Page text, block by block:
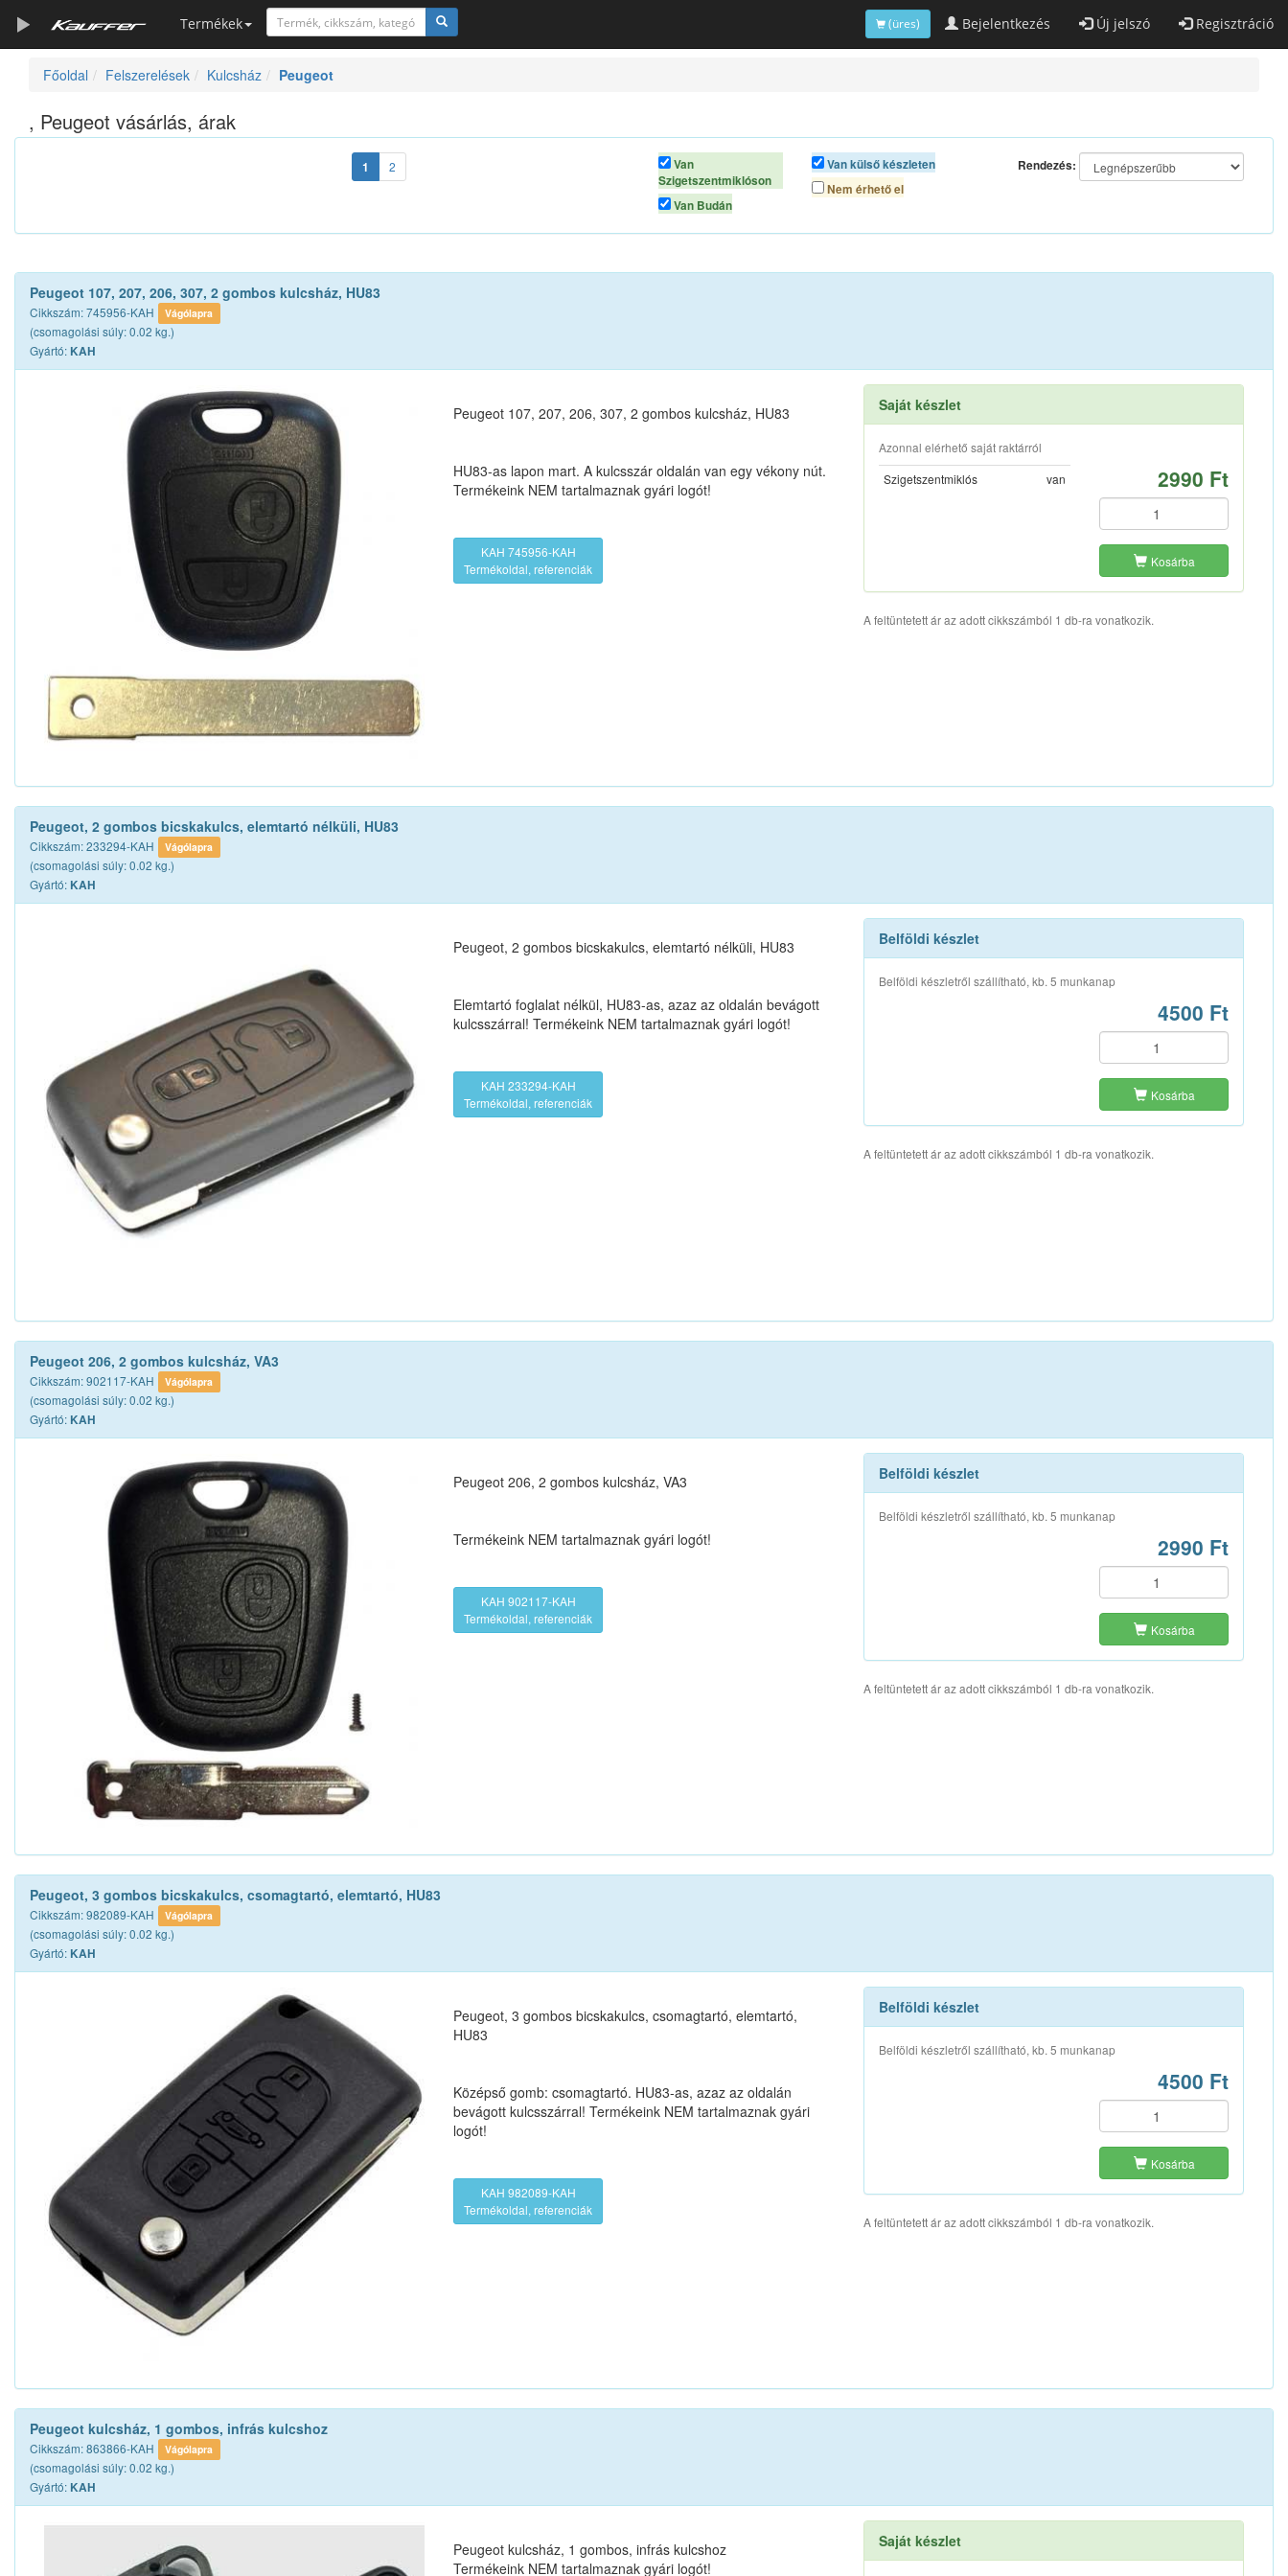
Termékek Bejelentkezés Új jelszó Regisztráció
(üres)
Szerszámkatalógus
Kosár
Főoldal Felszerelések Kulcsház Peugeot
, Peugeot vásárlás, árak
1 2
Van
Szigetszentmiklóson
Van Budán
Van külső készleten
Nem érhető el
Rendezés:
Peugeot 107, 207, 206, 307, 2 gombos kulcsház, HU83
Cikkszám: 745956-KAH Vágólapra
(csomagolási súly: 0.02 kg.)
Gyártó: KAH
Peugeot 107, 207, 206, 307, 2 gombos kulcsház, HU83
HU83-as lapon mart. A kulcsszár oldalán van egy vékony nút.
Termékeink NEM tartalmaznak gyári logót!
KAH 745956-KAH
Termékoldal, referenciák
Saját készlet
Azonnal elérhető saját raktárról
Szigetszentmiklós
van 2990 Ft
Kosárba
A feltüntetett ár az adott cikkszámból 1 db-ra vonatkozik.
Peugeot, 2 gombos bicskakulcs, elemtartó nélküli, HU83
Cikkszám: 233294-KAH Vágólapra
(csomagolási súly: 0.02 kg.)
Gyártó: KAH
Peugeot, 2 gombos bicskakulcs, elemtartó nélküli, HU83
Elemtartó foglalat nélkül, HU83-as, azaz az oldalán bevágott
kulcsszárral! Termékeink NEM tartalmaznak gyári logót!
KAH 233294-KAH
Termékoldal, referenciák
Belföldi készlet
Belföldi készletről szállítható, kb. 5 munkanap
4500 Ft
Kosárba
A feltüntetett ár az adott cikkszámból 1 db-ra vonatkozik.
Peugeot 206, 2 gombos kulcsház, VA3
Cikkszám: 902117-KAH Vágólapra
(csomagolási súly: 0.02 kg.)
Gyártó: KAH
Peugeot 206, 2 gombos kulcsház, VA3
Termékeink NEM tartalmaznak gyári logót!
KAH 902117-KAH
Termékoldal, referenciák
Belföldi készlet
Belföldi készletről szállítható, kb. 5 munkanap
2990 Ft
Kosárba
A feltüntetett ár az adott cikkszámból 1 db-ra vonatkozik.
Peugeot, 3 gombos bicskakulcs, csomagtartó, elemtartó, HU83
Cikkszám: 982089-KAH Vágólapra
(csomagolási súly: 0.02 kg.)
Gyártó: KAH
Peugeot, 3 gombos bicskakulcs, csomagtartó, elemtartó,
HU83
Középső gomb: csomagtartó. HU83-as, azaz az oldalán
bevágott kulcsszárral! Termékeink NEM tartalmaznak gyári
logót!
KAH 982089-KAH
Termékoldal, referenciák
Belföldi készlet
Belföldi készletről szállítható, kb. 5 munkanap
4500 Ft
Kosárba
A feltüntetett ár az adott cikkszámból 1 db-ra vonatkozik.
Peugeot kulcsház, 1 gombos, infrás kulcshoz
Cikkszám: 863866-KAH Vágólapra
(csomagolási súly: 0.02 kg.)
Gyártó: KAH
Peugeot kulcsház, 1 gombos, infrás kulcshoz
Termékeink NEM tartalmaznak gyári logót!
Saját készlet